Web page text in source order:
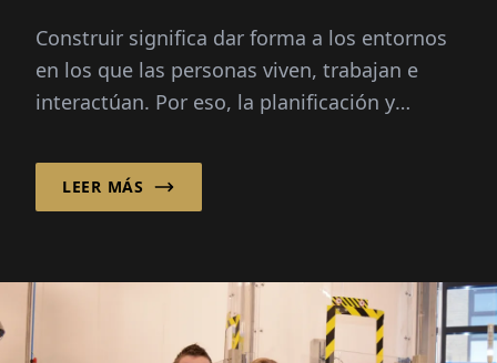
Construir significa dar forma a los entornos
en los que las personas viven, trabajan e
interactúan. Por eso, la planificación y
LEER MÁS